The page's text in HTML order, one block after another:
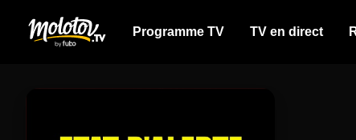
Programme TV TV en direct